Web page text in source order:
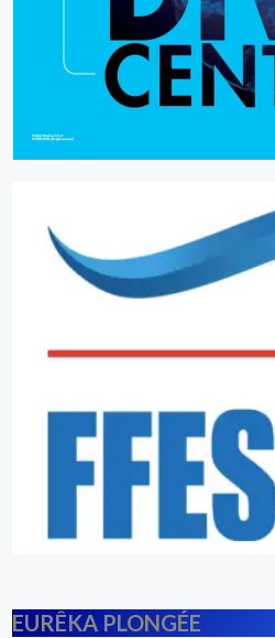
EURÊKA PLONGÉE